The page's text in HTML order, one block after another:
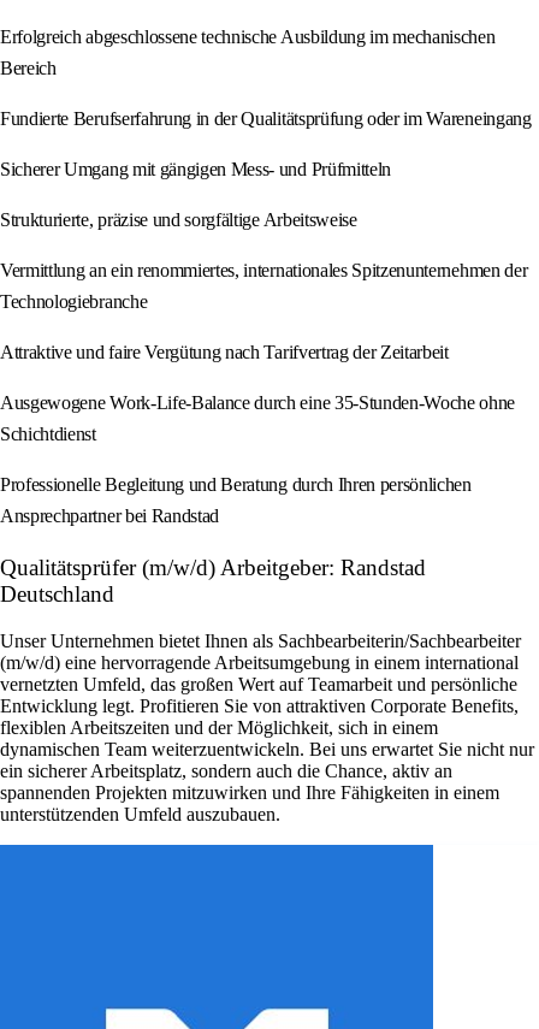
Erfolgreich abgeschlossene technische Ausbildung im mechanischen
Bereich
Fundierte Berufserfahrung in der Qualitätsprüfung oder im Wareneingang
Sicherer Umgang mit gängigen Mess- und Prüfmitteln
Strukturierte, präzise und sorgfältige Arbeitsweise
Vermittlung an ein renommiertes, internationales Spitzenunternehmen der
Technologiebranche
Attraktive und faire Vergütung nach Tarifvertrag der Zeitarbeit
Ausgewogene Work-Life-Balance durch eine 35-Stunden-Woche ohne
Schichtdienst
Professionelle Begleitung und Beratung durch Ihren persönlichen
Ansprechpartner bei Randstad
Qualitätsprüfer (m/w/d) Arbeitgeber: Randstad
Deutschland
Unser Unternehmen bietet Ihnen als Sachbearbeiterin/Sachbearbeiter
(m/w/d) eine hervorragende Arbeitsumgebung in einem international
vernetzten Umfeld, das großen Wert auf Teamarbeit und persönliche
Entwicklung legt. Profitieren Sie von attraktiven Corporate Benefits,
flexiblen Arbeitszeiten und der Möglichkeit, sich in einem
dynamischen Team weiterzuentwickeln. Bei uns erwartet Sie nicht nur
ein sicherer Arbeitsplatz, sondern auch die Chance, aktiv an
spannenden Projekten mitzuwirken und Ihre Fähigkeiten in einem
unterstützenden Umfeld auszubauen.